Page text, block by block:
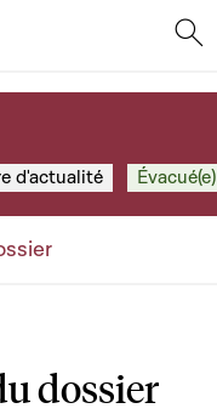
d'actualité Évacué(e)
dossier